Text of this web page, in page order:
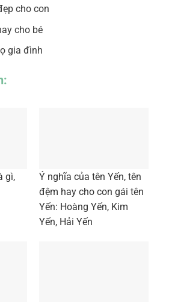
cho con
cho bé
gia đình
gì,
Ý nghĩa của tên Yến, tên
đệm hay cho con gái tên
Yến: Hoàng Yến, Kim
Yến, Hải Yến